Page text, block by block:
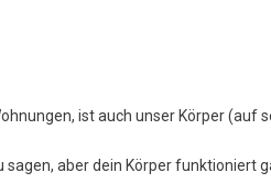
ist auch unser Körper
sagen, aber dein Körper